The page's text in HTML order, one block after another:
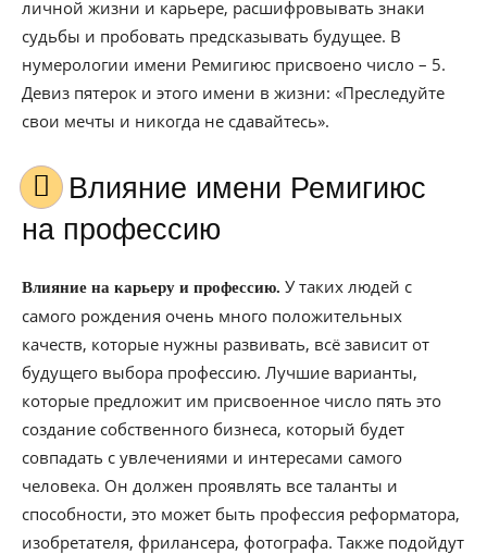
личной жизни и карьере, расшифровывать знаки
судьбы и пробовать предсказывать будущее. В
нумерологии имени Ремигиюс присвоено число – 5.
Девиз пятерок и этого имени в жизни: «Преследуйте
свои мечты и никогда не сдавайтесь».
Влияние имени Ремигиюс
на профессию
Влияние на карьеру и профессию. У таких людей с
самого рождения очень много положительных
качеств, которые нужны развивать, всё зависит от
будущего выбора профессию. Лучшие варианты,
которые предложит им присвоенное число пять это
создание собственного бизнеса, который будет
совпадать с увлечениями и интересами самого
человека. Он должен проявлять все таланты и
способности, это может быть профессия реформатора,
изобретателя, фрилансера, фотографа. Также подойдут